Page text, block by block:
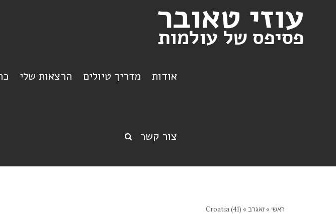
אודות מדריך טיולים הרצאות שלי
צור קשר
ראשי »זאגרב »
Croatia (41)